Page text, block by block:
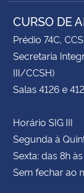
CURSO DE
Prédio 74C,
Secretaria
III/CCSH)
Salas 4126 e
Horário SIG III
Segunda à
Sexta: das 8h às
Sem fechar ao